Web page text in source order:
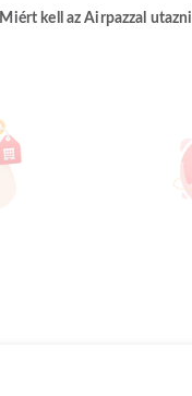
Miért kell az Airpazzal utazni